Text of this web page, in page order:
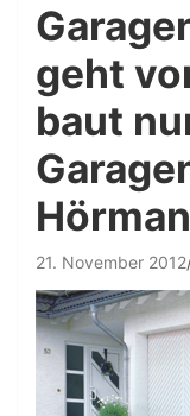
geht
baut
21. November 2012